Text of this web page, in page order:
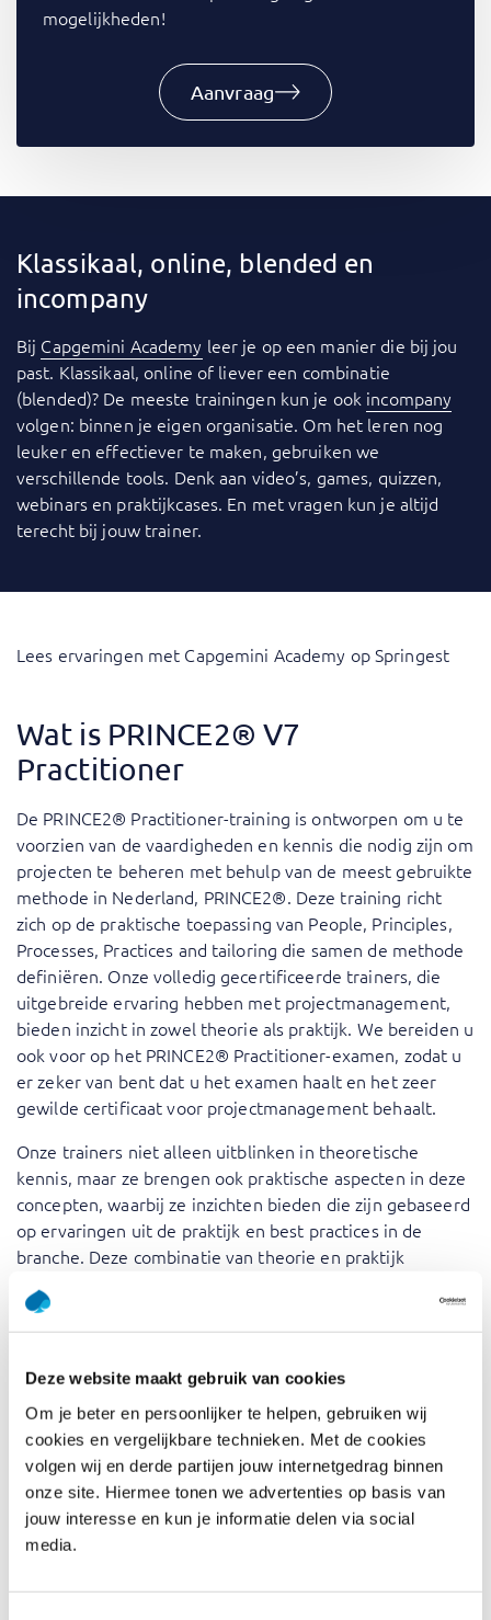
Deze website maakt gebruik van cookies
Om je beter en persoonlijker te helpen, gebruiken wij
cookies en vergelijkbare technieken. Met de cookies
volgen wij en derde partijen jouw internetgedrag binnen
onze site. Hiermee tonen we advertenties op basis van
jouw interesse en kun je informatie delen via social
media.
mogelijkheden!
Aanvraag
Klassikaal, online, blended en
incompany
Bij Capgemini Academy leer je op een manier die bij jou
past. Klassikaal, online of liever een combinatie
(blended)? De meeste trainingen kun je ook incompany
volgen: binnen je eigen organisatie. Om het leren nog
leuker en effectiever te maken, gebruiken we
verschillende tools. Denk aan video’s, games, quizzen,
webinars en praktijkcases. En met vragen kun je altijd
terecht bij jouw trainer.
Lees ervaringen met Capgemini Academy op Springest
Wat is PRINCE2® V7
Practitioner
De PRINCE2® Practitioner-training is ontworpen om u te
voorzien van de vaardigheden en kennis die nodig zijn om
projecten te beheren met behulp van de meest gebruikte
methode in Nederland, PRINCE2®. Deze training richt
zich op de praktische toepassing van People, Principles,
Processes, Practices and tailoring die samen de methode
definiëren. Onze volledig gecertificeerde trainers, die
uitgebreide ervaring hebben met projectmanagement,
bieden inzicht in zowel theorie als praktijk. We bereiden u
ook voor op het PRINCE2® Practitioner-examen, zodat u
er zeker van bent dat u het examen haalt en het zeer
gewilde certificaat voor projectmanagement behaalt.
Onze trainers niet alleen uitblinken in theoretische
kennis, maar ze brengen ook praktische aspecten in deze
concepten, waarbij ze inzichten bieden die zijn gebaseerd
op ervaringen uit de praktijk en best practices in de
branche. Deze combinatie van theorie en praktijk
effectief om te gaan met echte
projectmanagementscenario’s.
PRINCE2® is a registered Trade Mark of AXELOS Limited,
used under permission of AXELOS. All rights reserved.
Voor wie is PRINCE2® V7
Practitioner
projectmanagementvaardigheden en leer hoe u